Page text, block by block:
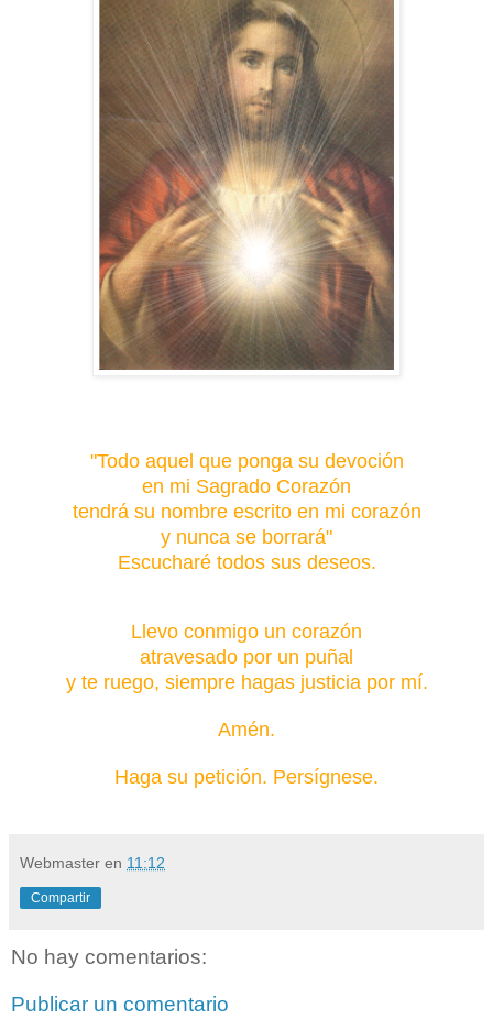
"Todo aquel que ponga su devoción
en mi Sagrado Corazón
tendrá su nombre escrito en mi corazón
y nunca se borrará"
Escucharé todos sus deseos.
Llevo conmigo un corazón
atravesado por un puñal
y te ruego, siempre hagas justicia por mí.
Amén.
Haga su petición. Persígnese.
Webmaster en 11:12
Compartir
No hay comentarios:
Publicar un comentario